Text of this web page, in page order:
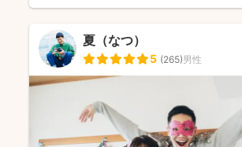
夏（なつ）
5 (265)男性